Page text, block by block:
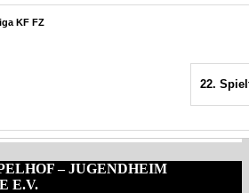
– JUGENDHEIM
E.V.